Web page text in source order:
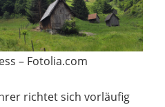
– Fotolia.com
richtet sich vorläufig